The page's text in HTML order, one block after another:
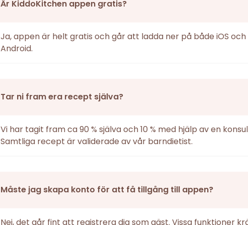
Är KiddoKitchen appen gratis?
Ja, appen är helt gratis och går att ladda ner på både iOS och
Android.
Tar ni fram era recept själva?
Vi har tagit fram ca 90 % själva och 10 % med hjälp av en
Samtliga recept är validerade av vår barndietist.
Måste jag skapa konto för att få tillgång till appen?
Nej, det går fint att registrera dig som gäst. Vissa funktioner